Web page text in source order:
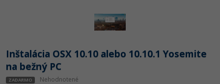
Inštalácia OSX 10.10 alebo 10.10.1 Yosemite
na bežný PC
ZADARMO Nehodnotené